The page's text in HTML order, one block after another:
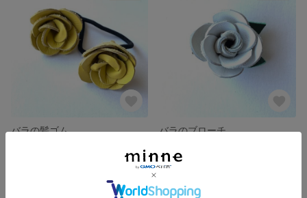
バラの髪ゴム
バラのブローチ